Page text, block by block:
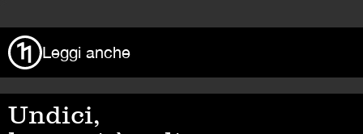
Leggi anche
Undici,